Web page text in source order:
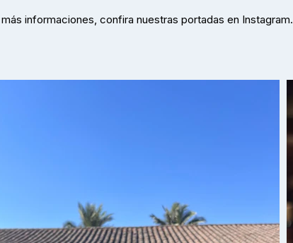
más informaciones, confira nuestras portadas en Instagram.